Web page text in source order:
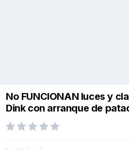
No FUNCIONAN luces y
Dink con arranque de